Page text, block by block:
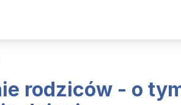
rodziców - o